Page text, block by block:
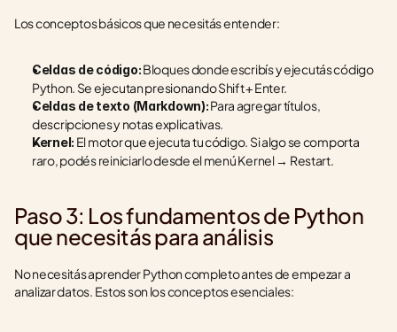
Los conceptos básicos que necesitás entender:
Celdas de código: Bloques donde escribís y ejecutás código
Python. Se ejecutan presionando Shift + Enter.
Celdas de texto (Markdown): Para agregar títulos,
descripciones y notas explicativas.
Kernel: El motor que ejecuta tu código. Si algo se comporta
raro, podés reiniciarlo desde el menú Kernel → Restart.
Paso 3: Los fundamentos de Python
que necesitás para análisis
No necesitás aprender Python completo antes de empezar a
analizar datos. Estos son los conceptos esenciales: